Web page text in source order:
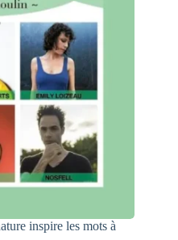
inspire les mots à